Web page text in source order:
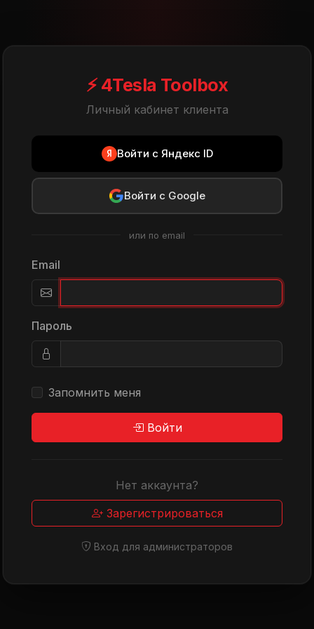
⚡ 4Tesla Toolbox
Личный кабинет клиента
Войти с Яндекс ID
Войти с Google
или по email
Email
Пароль
Запомнить меня
Войти
Нет аккаунта?
Зарегистрироваться
Вход для администраторов